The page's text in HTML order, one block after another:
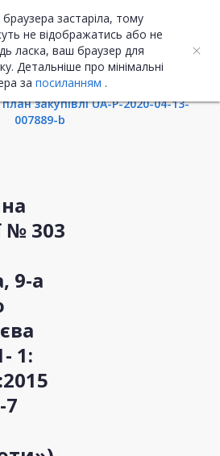
застаріла, тому
не відображатись або не
ласка, ваш браузер для
Детальніше про мінімальні
за посиланням .
UA ENG
про закупівлю
закупівлі UA-P-2020-04-13-
007889-b
№ 303
9-а
1:
7